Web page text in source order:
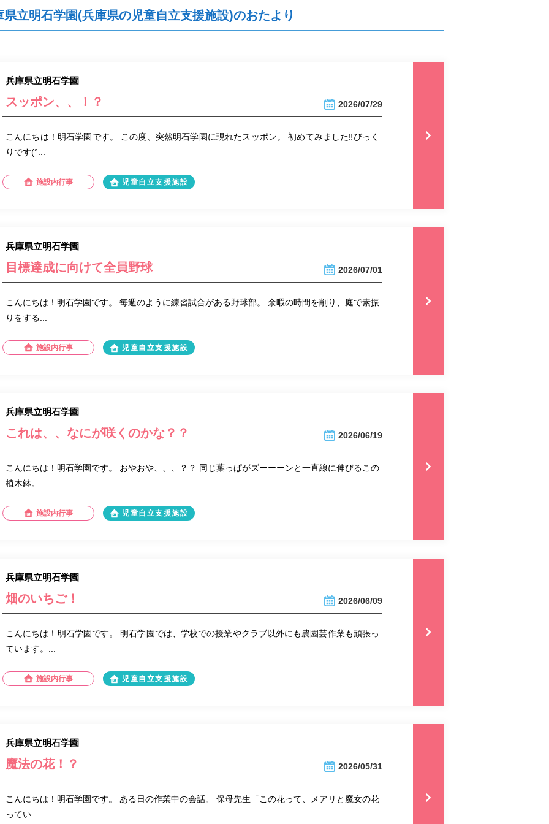
県立明石学園(兵庫県の児童自立支援施設)のおたより
2026/07/29
兵庫県立明石学園
スッポン、、！？
こんにちは！明石学園です。 この度、突然明石学園に現れたスッポン。 初めてみました‼︎びっく
りです(°...
施設内行事 児童自立支援施設
2026/07/01
兵庫県立明石学園
目標達成に向けて全員野球
こんにちは！明石学園です。 毎週のように練習試合がある野球部。 余暇の時間を削り、庭で素振
りをする...
施設内行事 児童自立支援施設
2026/06/19
兵庫県立明石学園
これは、、なにが咲くのかな？？
こんにちは！明石学園です。 おやおや、、、？？ 同じ葉っぱがズーーーンと一直線に伸びるこの
植木鉢。...
施設内行事 児童自立支援施設
2026/06/09
兵庫県立明石学園
畑のいちご！
こんにちは！明石学園です。 明石学園では、学校での授業やクラブ以外にも農園芸作業も頑張っ
ています。...
施設内行事 児童自立支援施設
2026/05/31
兵庫県立明石学園
魔法の花！？
こんにちは！明石学園です。 ある日の作業中の会話。 保母先生「この花って、メアリと魔女の花
ってい...